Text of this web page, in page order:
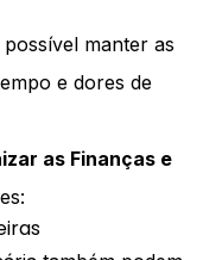
manter as
e dores de
as Finanças e